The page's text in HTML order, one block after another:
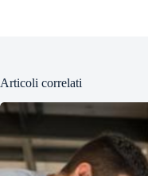
Articoli correlati